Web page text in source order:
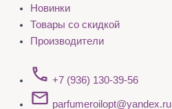
Новинки
Товары со скидкой
Производители
+7 (936) 130-39-56
parfumeroilopt@yandex.ru